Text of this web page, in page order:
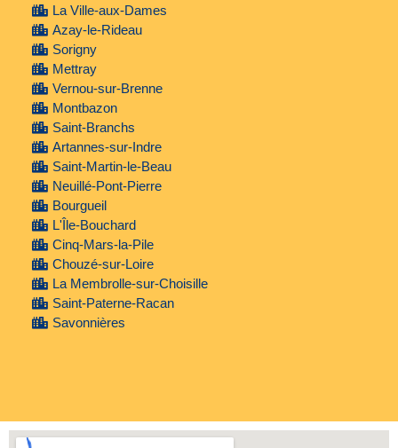
La Ville-aux-Dames
Azay-le-Rideau
Sorigny
Mettray
Vernou-sur-Brenne
Montbazon
Saint-Branchs
Artannes-sur-Indre
Saint-Martin-le-Beau
Neuillé-Pont-Pierre
Bourgueil
L'Île-Bouchard
Cinq-Mars-la-Pile
Chouzé-sur-Loire
La Membrolle-sur-Choisille
Saint-Paterne-Racan
Savonnières